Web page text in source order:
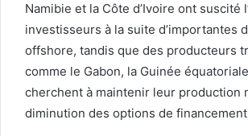
Namibie et la Côte d’Ivoire ont suscité
investisseurs à la suite d’importantes
offshore, tandis que des producteurs
comme le Gabon, la Guinée
cherchent à maintenir leur production
diminution des options de